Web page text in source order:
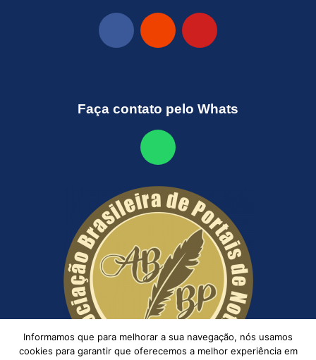
Faça contato pelo Whats
Informamos que para melhorar a sua navegação, nós usamos
cookies para garantir que oferecemos a melhor experiência em